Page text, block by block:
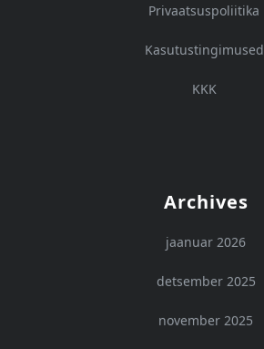
Privaatsuspoliitika
Kasutustingimused
KKK
Archives
jaanuar 2026
detsember 2025
november 2025